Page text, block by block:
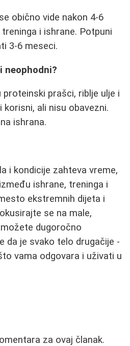
obično vide nakon 4-6
i ishrane. Potpuni
3-6 meseci.
neophodni?
prašci, riblje ulje i
ali nisu obavezni.
ishrana.
i kondicije zahteva vreme,
ishrane, treninga i
ekstremnih dijeta i
se na male,
dugoročno
da je svako telo drugačije -
vama odgovara i uživati u
za ovaj članak.